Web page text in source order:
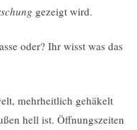
gezeigt wird.
oder? Ihr wisst was das
mehrheitlich gehäkelt
hell ist. Öffnungszeiten